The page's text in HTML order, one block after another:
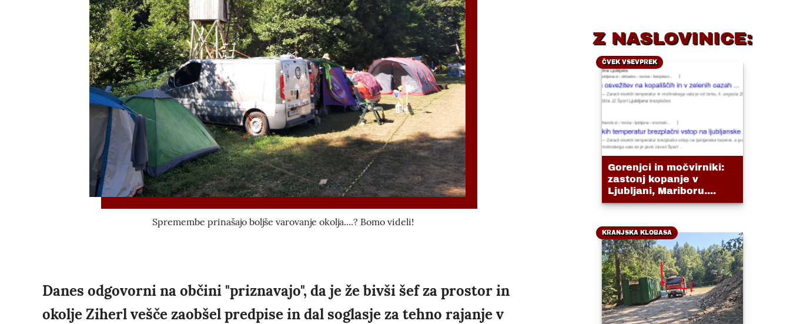
Spremembe prinašajo boljše varovanje okolja....? Bomo videli!
Danes odgovorni na občini "priznavajo", da je že bivši šef za prostor in
okolje Ziherl vešče zaobšel predpise in dal soglasje za tehno rajanje v
Z NASLOVINICE:
ČVEK VSEVPREK
Gorenjci in močvirniki:
zastonj kopanje v
Ljubljani, Mariboru....
KRANJSKA KLOBASA